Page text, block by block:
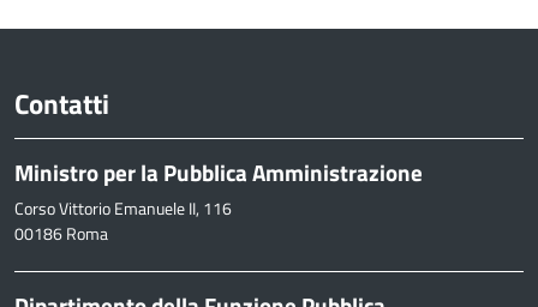
Contatti
Ministro per la Pubblica Amministrazione
Corso Vittorio Emanuele II, 116
00186 Roma